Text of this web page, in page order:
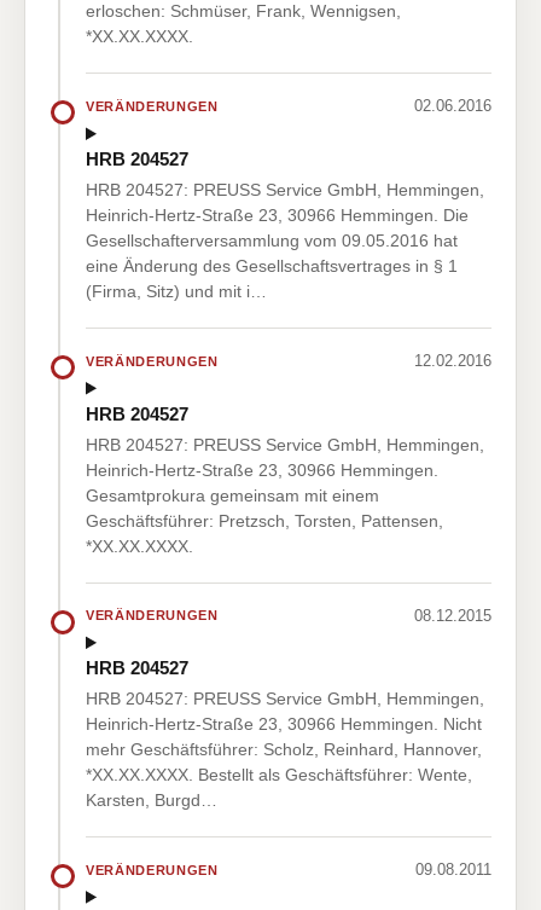
erloschen: Schmüser, Frank, Wennigsen,
*XX.XX.XXXX.
VERÄNDERUNGEN 02.06.2016
HRB 204527
HRB 204527: PREUSS Service GmbH, Hemmingen,
Heinrich-Hertz-Straße 23, 30966 Hemmingen. Die
Gesellschafterversammlung vom 09.05.2016 hat
eine Änderung des Gesellschaftsvertrages in § 1
(Firma, Sitz) und mit i…
VERÄNDERUNGEN 12.02.2016
HRB 204527
HRB 204527: PREUSS Service GmbH, Hemmingen,
Heinrich-Hertz-Straße 23, 30966 Hemmingen.
Gesamtprokura gemeinsam mit einem
Geschäftsführer: Pretzsch, Torsten, Pattensen,
*XX.XX.XXXX.
VERÄNDERUNGEN 08.12.2015
HRB 204527
HRB 204527: PREUSS Service GmbH, Hemmingen,
Heinrich-Hertz-Straße 23, 30966 Hemmingen. Nicht
mehr Geschäftsführer: Scholz, Reinhard, Hannover,
*XX.XX.XXXX. Bestellt als Geschäftsführer: Wente,
Karsten, Burgd…
VERÄNDERUNGEN 09.08.2011